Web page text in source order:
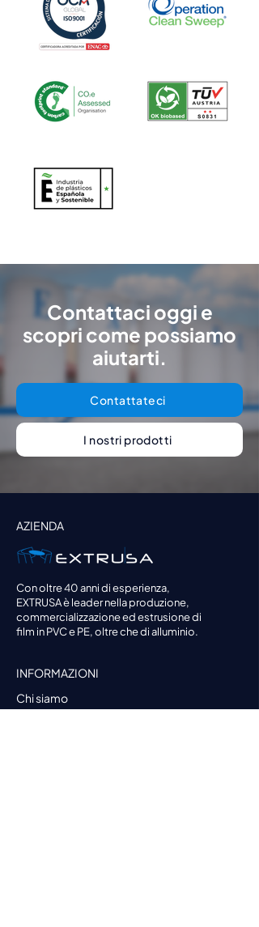
Contattaci oggi e
scopri come possiamo
aiutarti.
Contattateci
I nostri prodotti
AZIENDA
Con oltre 40 anni di esperienza,
EXTRUSA è leader nella produzione,
commercializzazione ed estrusione di
film in PVC e PE, oltre che di alluminio.
INFORMAZIONI
Chi siamo